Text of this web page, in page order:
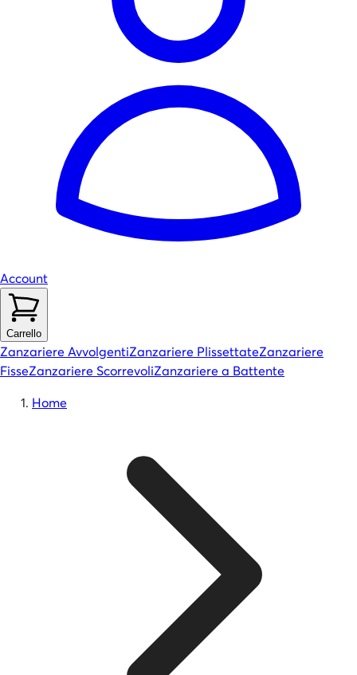
Account
Carrello
Zanzariere AvvolgentiZanzariere PlissettateZanzariere
FisseZanzariere ScorrevoliZanzariere a Battente
Home